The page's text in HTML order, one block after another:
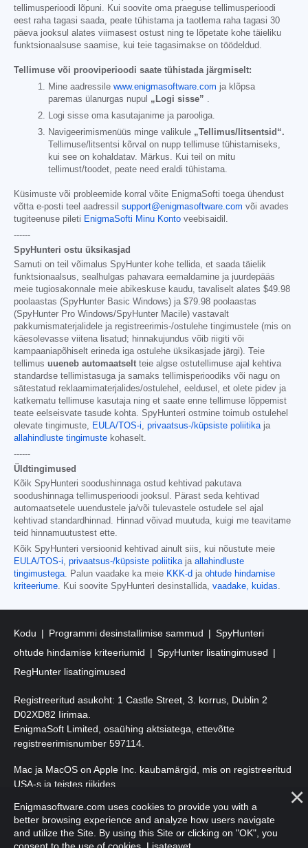
tellimusperioodi lõpuni. Kui soovite oma praeguse tellimusperioodi
eest raha tagasi saada, peate tühistama ja taotlema raha tagasi 30
päeva jooksul alates viimasest ostust ning te lõpetate kohe täieliku
funktsionaalsuse saamise, kui teie tagasimakse on töödeldud.
Tellimuse või prooviperioodi saate tühistada järgmiselt:
Mine aadressile www.enigmasoftware.com ja klõpsa
paremas ülanurgas nupul „Logi sisse” .
Logi sisse oma kasutajanime ja parooliga.
Navigeerimismenüüs minge valikule „Tellimus/litsentsid“.
Tellimuse/litsentsi kõrval on nupp tellimuse tühistamiseks,
kui see on kohaldatav. Märkus. Kui teil on mitu
tellimust/toodet, peate need eraldi tühistama.
Küsimuste või probleemide korral võite EnigmaSofti toega ühendust
võtta e-posti teel aadressil support@enigmasoftware.com või avades
tugiteenuse pileti EnigmaSofti Minu Konto veebisaidil.
------
SpyHunteri ostu üksikasjad
Samuti on teil võimalus SpyHunter kohe tellida, et saada täielik
funktsionaalsus, sealhulgas pahavara eemaldamine ja juurdepääs
meie tugiosakonnale meie abikeskuse kaudu, tavaliselt alates $49.98
poolaastas (SpyHunter Basic Windows) ja $79.98 poolaastas
(SpyHunter Pro Windows/SpyHunter Macile) vastavalt
pakkumismaterjalidele ja registreerimis-/ostulehe tingimustele (mis on
käesolevasse viitena lisatud; hinnakujundus võib riigiti või
kampaaniapõhiselt erineda iga ostulehe üksikasjade järgi). Teie
tellimus uueneb automaatselt teie algse ostutellimuse ajal kehtiva
standardse tellimistasuga ja samaks tellimisperioodiks või nagu on
sätestatud reklaamimaterjalides/ostulehel, eeldusel, et olete pidev ja
katkematu tellimuse kasutaja ning et saate enne tellimuse lõppemist
teate eelseisvate tasude kohta. SpyHunteri ostmine toimub ostulehel
olevate tingimuste, EULA/TOS-i, privaatsus-/küpsiste poliitikaja
allahindluste tingimuste kohaselt.
------
Üldtingimused
Kõik SpyHunteri soodushinnaga ostud kehtivad pakutava
soodushinnaga tellimusperioodi jooksul. Pärast seda kehtivad
automaatsetele uuendustele ja/või tulevastele ostudele sel ajal
kehtivad standardhinnad. Hinnad võivad muutuda, kuigi me teavitame
teid hinnamuutustest ette.
Kõik SpyHunteri versioonid kehtivad ainult siis, kui nõustute meie
EULA/TOS-i, privaatsus-/küpsiste poliitikaja allahindluste
tingimustega. Palun vaadake ka meie KKK-d ja ohtude hindamise
kriteeriume. Kui soovite SpyHunteri desinstallida, vaadake, kuidas.
Kodu Programmi desinstallimise sammud
SpyHunteri
ohtude hindamise kriteeriumid
SpyHunter lisatingimused
RegHunter lisatingimused
Registreeritud asukoht: 1 Castle Street, 3. korrus, Dublin 2
D02XD82 Iirimaa.
EnigmaSoft Limited, osaühing aktsiatega, ettevõtte
registreerimisnumber 597114.
Mac ja MacOS on Apple Inc. kaubamärgid, mis on registreeritud
USA-s ja teistes riikides.
Autoriõigus 2016-2026. EnigmaSoft Ltd. Kõik õigused kaitstud.
Enigmasoftware.com uses cookies to provide you with a
better browsing experience and analyze how users navigate
and utilize the Site. By using this Site or clicking on "OK", you